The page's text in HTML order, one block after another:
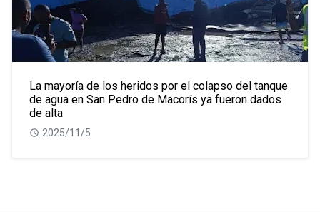
La mayoría de los heridos por el colapso del tanque
de agua en San Pedro de Macorís ya fueron dados
de alta
2025/11/5